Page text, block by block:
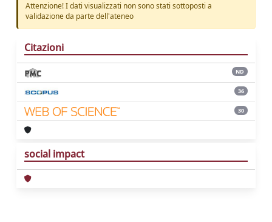
Attenzione! I dati visualizzati non sono stati sottoposti a
validazione da parte dell'ateneo
Citazioni
ND
36
30
social impact